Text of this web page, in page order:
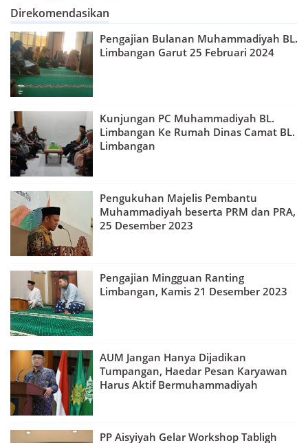
Direkomendasikan
Pengajian Bulanan Muhammadiyah BL.
Limbangan Garut 25 Februari 2024
Kunjungan PC Muhammadiyah BL.
Limbangan Ke Rumah Dinas Camat BL.
Limbangan
Pengukuhan Majelis Pembantu
Muhammadiyah beserta PRM dan PRA,
25 Desember 2023
Pengajian Mingguan Ranting
Limbangan, Kamis 21 Desember 2023
AUM Jangan Hanya Dijadikan
Tumpangan, Haedar Pesan Karyawan
Harus Aktif Bermuhammadiyah
PP Aisyiyah Gelar Workshop Tabligh